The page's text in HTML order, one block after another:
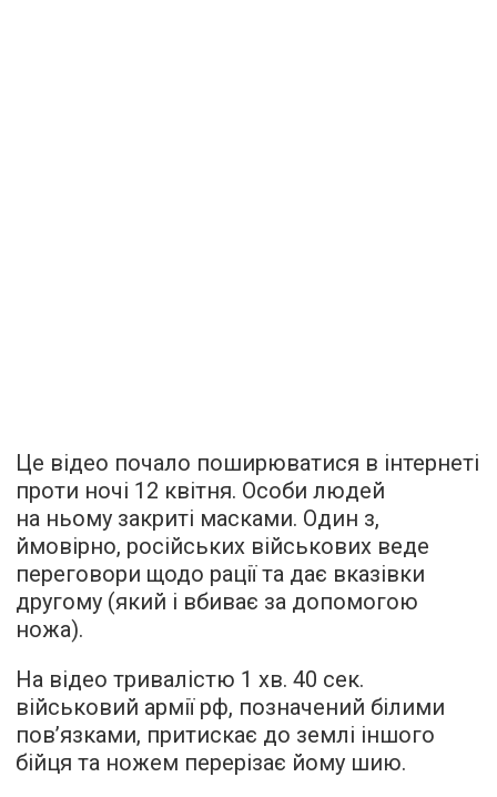
Це відео почало поширюватися в інтернеті
проти ночі 12 квітня. Особи людей
на ньому закриті масками. Один з,
ймовірно, російських військових веде
переговори щодо рації та дає вказівки
другому (який і вбиває за допомогою
ножа).
На відео тривалістю 1 хв. 40 сек.
військовий армії рф, позначений білими
пов’язками, притискає до землі іншого
бійця та ножем перерізає йому шию.